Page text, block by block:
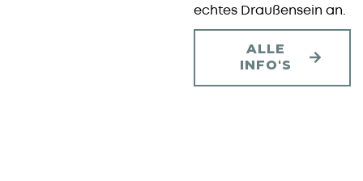
echtes Draußensein an.
ALLE
INFO'S